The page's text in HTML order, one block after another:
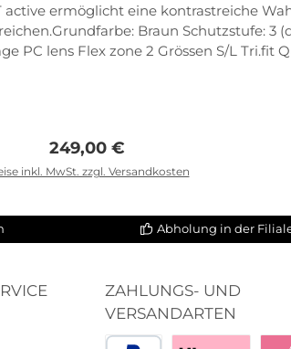
active ermöglicht eine kontrastreiche
Braun Schutzstufe: 3
PC lens Flex zone 2 Grössen S/L
Regulärer Preis:
249,00 €
inkl. MwSt. zzgl. Versandkosten
Abholung in der
ZAHLUNGS- UND
VERSANDARTEN